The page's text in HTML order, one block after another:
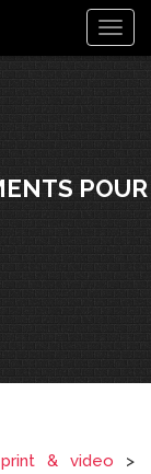
POUR
& video >